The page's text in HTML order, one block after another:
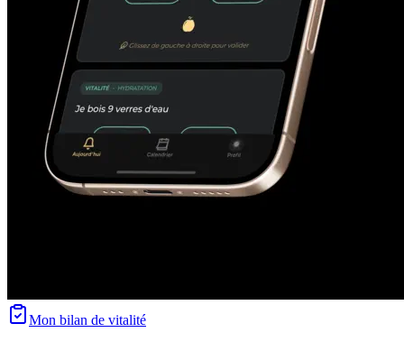
Mon bilan de vitalité